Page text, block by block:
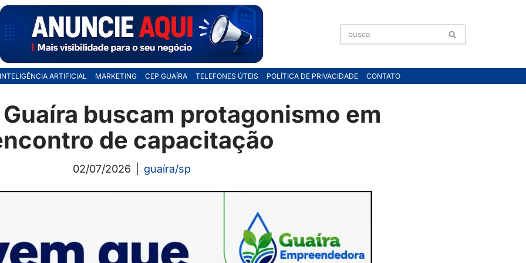
INTELIGÊNCIA ARTIFICIAL MARKETING CEP GUAÍRA TELEFONES ÚTEIS POLÍTICA DE PRIVACIDADE CONTATO
buscam protagonismo em
de capacitação
02/07/2026 guaíra/sp